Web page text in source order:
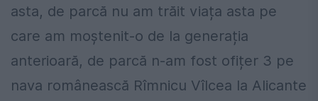
asta, de parcă nu am trăit viața asta pe
care am moștenit-o de la generația
anterioară, de parcă n-am fost ofițer 3 pe
nava românească Rîmnicu Vîlcea la Alicante